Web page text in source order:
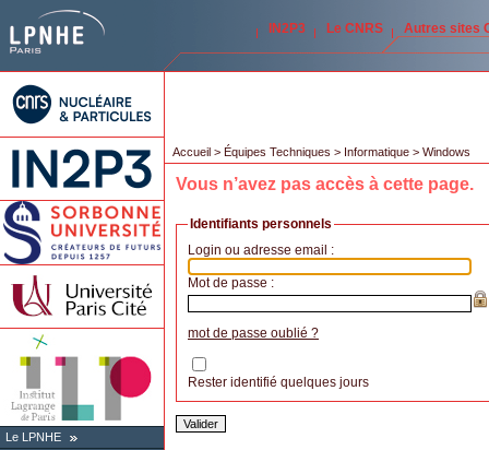
IN2P3 Le CNRS Autres sites
Le LPNHE
Accueil > Équipes Techniques > Informatique > Windows
Vous n’avez pas accès à cette page.
Identifiants personnels
Login ou adresse email :
Mot de passe :
mot de passe oublié ?
Rester identifié quelques jours